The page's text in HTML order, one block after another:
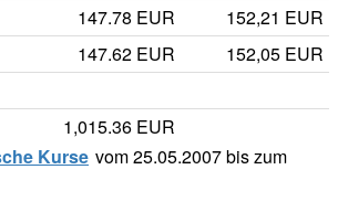
147.78 EUR
152,21 EUR
147.62 EUR
152,05 EUR
1,015.36 EUR
Kurse vom 25.05.2007 bis zum